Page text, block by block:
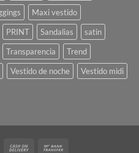
Maxi vestido
PRINT Sandalias
satin
Transparencia
Trend
Vestido de noche
Vestido midi